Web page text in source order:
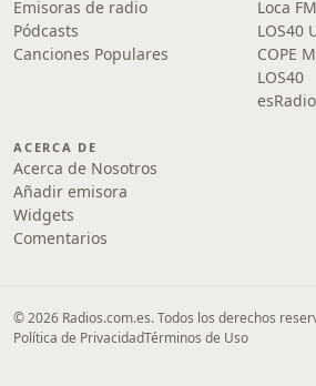
Emisoras de radio
Pódcasts
Canciones Populares
Loca FM
LOS40
COPE
LOS40
esRadio
ACERCA DE
Acerca de Nosotros
Añadir emisora
Widgets
Comentarios
© 2026 Radios.com.es. Todos los derechos
Política de PrivacidadTérminos de Uso